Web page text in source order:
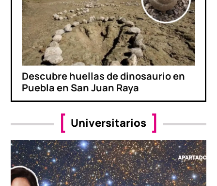
Descubre huellas de dinosaurio en
Puebla en San Juan Raya
Universitarios